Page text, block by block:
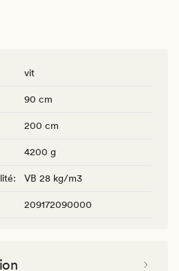
vit
90 cm
200 cm
4200 g
: VB 28 kg/m3
209172090000